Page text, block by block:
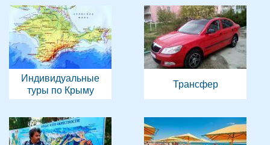
Индивидуальные
туры по Крыму
Трансфер